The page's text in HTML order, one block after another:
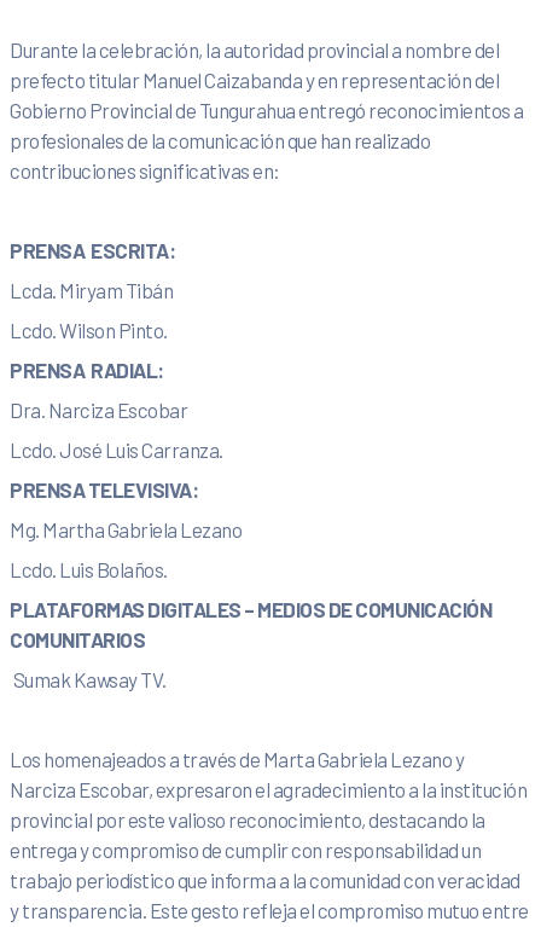
Durante la celebración, la autoridad provincial a nombre del
prefecto titular Manuel Caizabanda y en representación del
Gobierno Provincial de Tungurahua entregó reconocimientos a
profesionales de la comunicación que han realizado
contribuciones significativas en:
PRENSA ESCRITA:
Lcda. Miryam Tibán
Lcdo. Wilson Pinto.
PRENSA RADIAL:
Dra. Narciza Escobar
Lcdo. José Luis Carranza.
PRENSATELEVISIVA:
Mg. Martha Gabriela Lezano
Lcdo. Luis Bolaños.
PLATAFORMAS DIGITALES – MEDIOS DE COMUNICACIÓN
COMUNITARIOS
Sumak Kawsay TV.
Los homenajeados a través de Marta Gabriela Lezano y
Narciza Escobar, expresaron el agradecimiento a la institución
provincial por este valioso reconocimiento, destacando la
entrega y compromiso de cumplir con responsabilidad un
trabajo periodístico que informa a la comunidad con veracidad
y transparencia. Este gesto refleja el compromiso mutuo entre